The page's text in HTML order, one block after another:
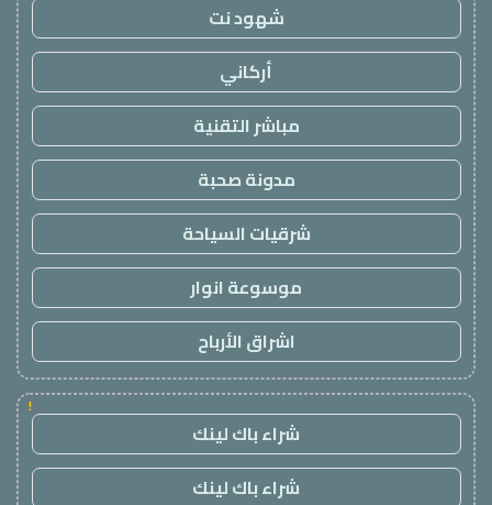
شهود نت
أركاني
مباشر التقنية
مدونة صحبة
شرقيات السياحة
موسوعة انوار
اشراق الأرباح
!
شراء باك لينك
شراء باك لينك